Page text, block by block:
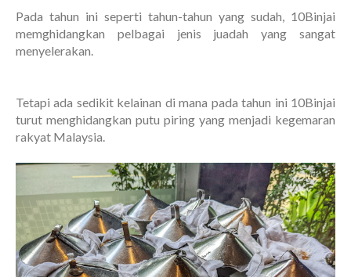
Pada tahun ini seperti tahun-tahun yang sudah, 10Binjai
memghidangkan pelbagai jenis juadah yang sangat
menyelerakan.
Tetapi ada sedikit kelainan di mana pada tahun ini 10Binjai
turut menghidangkan putu piring yang menjadi kegemaran
rakyat Malaysia.